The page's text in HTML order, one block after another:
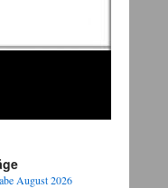
August 2026